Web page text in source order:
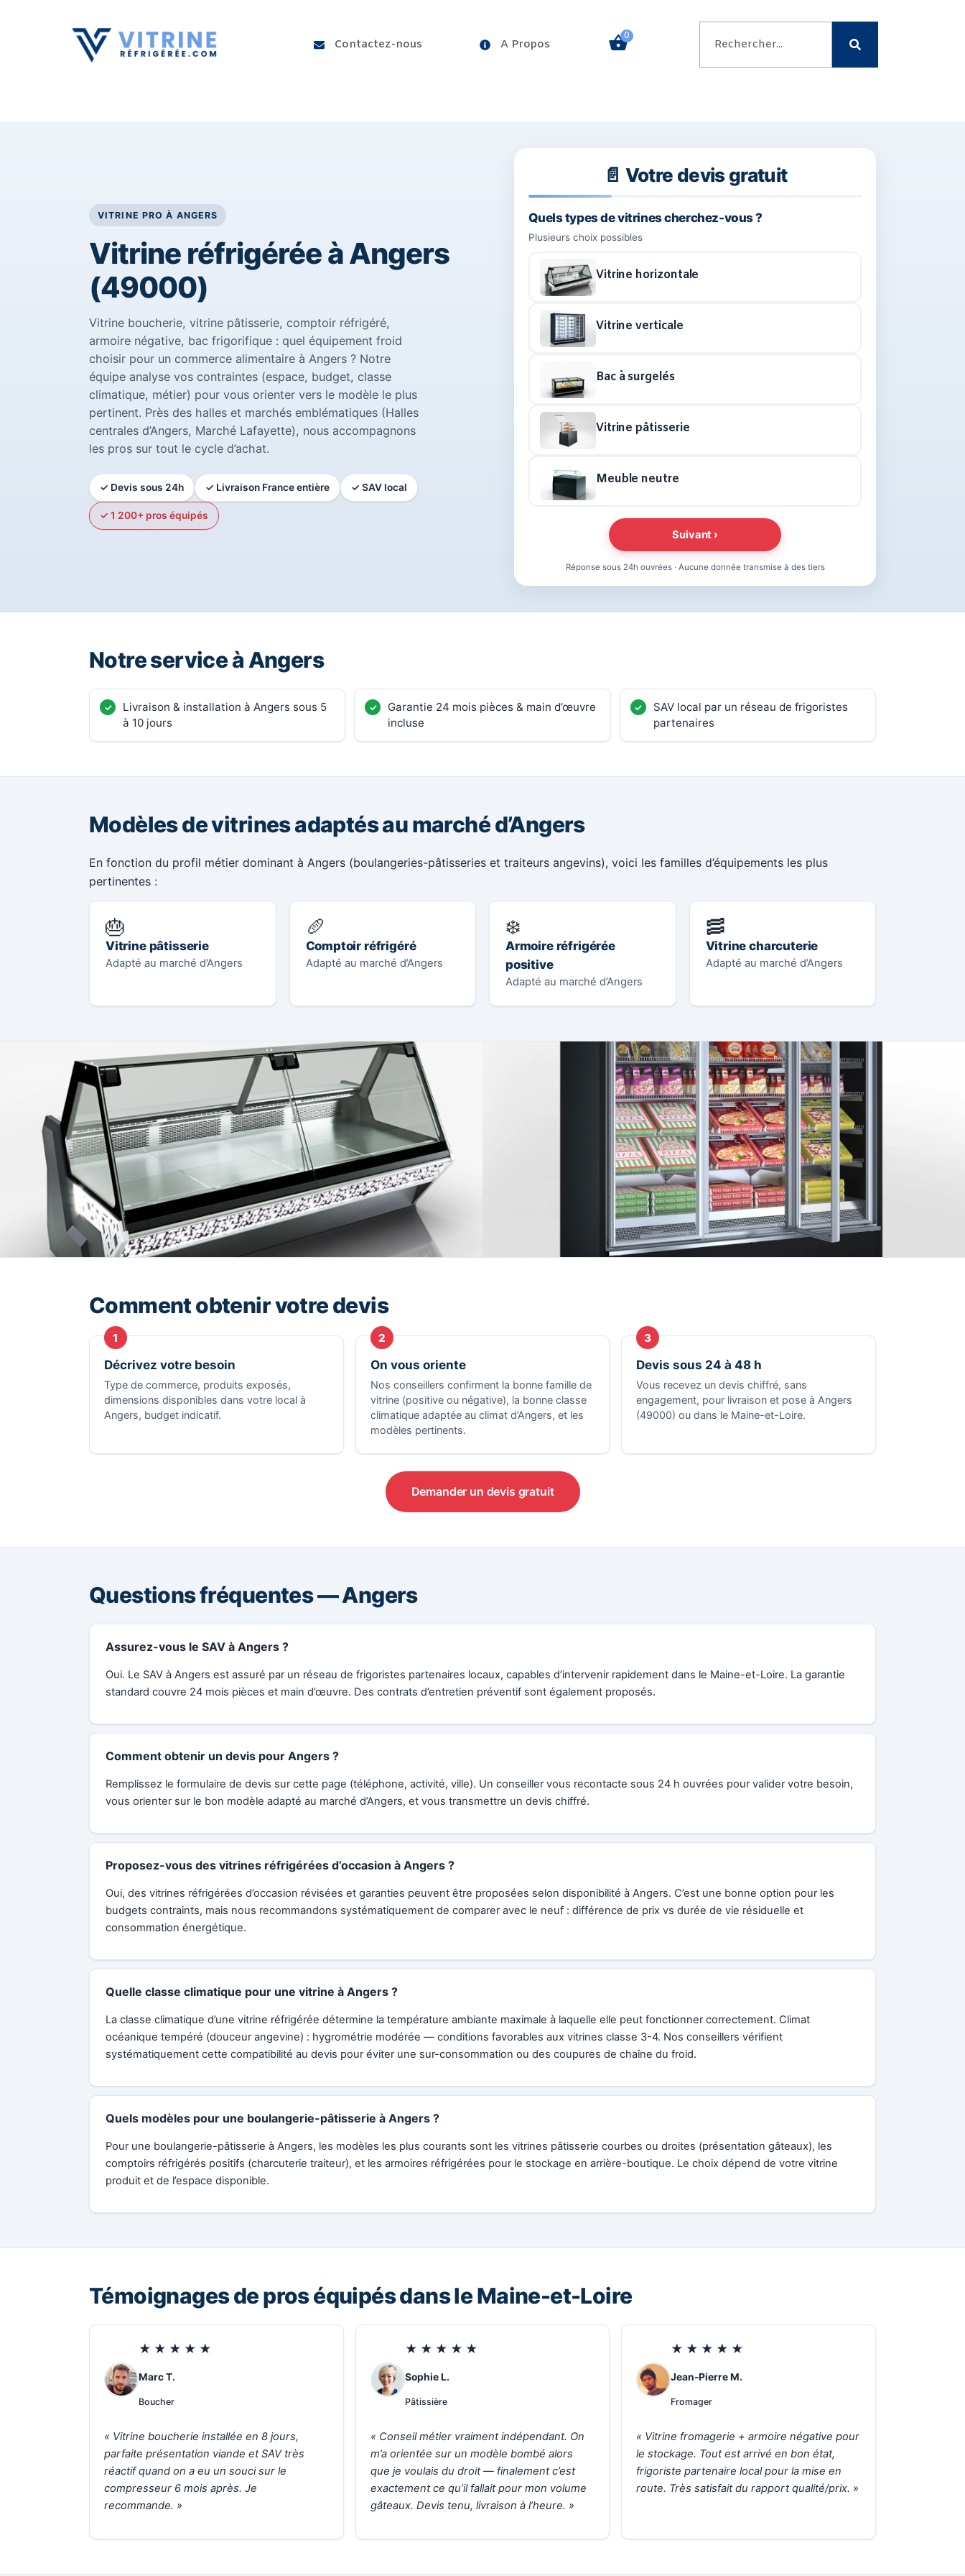
Contactez-nous A Propos
0
VITRINE PRO À ANGERS
Vitrine réfrigérée à Angers
(49000)
Vitrine boucherie, vitrine pâtisserie, comptoir réfrigéré,
armoire négative, bac frigorifique : quel équipement froid
choisir pour un commerce alimentaire à Angers ? Notre
équipe analyse vos contraintes (espace, budget, classe
climatique, métier) pour vous orienter vers le modèle le plus
pertinent. Près des halles et marchés emblématiques (Halles
centrales d’Angers, Marché Lafayette), nous accompagnons
les pros sur tout le cycle d’achat.
✓ Devis sous 24h ✓ Livraison France entière ✓ SAV local
✓ 1 200+ pros équipés
📄 Votre devis gratuit
Quels types de vitrines cherchez-vous ?
Plusieurs choix possibles
Vitrine horizontale
Vitrine verticale
Bac à surgelés
Vitrine pâtisserie
Meuble neutre
Suivant ›
Réponse sous 24h ouvrées · Aucune donnée transmise à des tiers
Notre service à Angers
Livraison & installation à Angers sous 5
à 10 jours
Garantie 24 mois pièces & main d’œuvre
incluse
SAV local par un réseau de frigoristes
partenaires
Modèles de vitrines adaptés au marché d’Angers
En fonction du profil métier dominant à Angers (boulangeries-pâtisseries et traiteurs angevins), voici les familles d’équipements les plus
pertinentes :
🎂
Vitrine pâtisserie
Adapté au marché d’Angers
🥖
Comptoir réfrigéré
Adapté au marché d’Angers
❄️
Armoire réfrigérée
positive
Adapté au marché d’Angers
🥓
Vitrine charcuterie
Adapté au marché d’Angers
Comment obtenir votre devis
1
Décrivez votre besoin
Type de commerce, produits exposés,
dimensions disponibles dans votre local à
Angers, budget indicatif.
2
On vous oriente
Nos conseillers confirment la bonne famille de
vitrine (positive ou négative), la bonne classe
climatique adaptée au climat d’Angers, et les
modèles pertinents.
3
Devis sous 24 à 48 h
Vous recevez un devis chiffré, sans
engagement, pour livraison et pose à Angers
(49000) ou dans le Maine-et-Loire.
Demander un devis gratuit
Questions fréquentes — Angers
Assurez-vous le SAV à Angers ?
Oui. Le SAV à Angers est assuré par un réseau de frigoristes partenaires locaux, capables d’intervenir rapidement dans le Maine-et-Loire. La garantie
standard couvre 24 mois pièces et main d’œuvre. Des contrats d’entretien préventif sont également proposés.
Comment obtenir un devis pour Angers ?
Remplissez le formulaire de devis sur cette page (téléphone, activité, ville). Un conseiller vous recontacte sous 24 h ouvrées pour valider votre besoin,
vous orienter sur le bon modèle adapté au marché d’Angers, et vous transmettre un devis chiffré.
Proposez-vous des vitrines réfrigérées d’occasion à Angers ?
Oui, des vitrines réfrigérées d’occasion révisées et garanties peuvent être proposées selon disponibilité à Angers. C’est une bonne option pour les
budgets contraints, mais nous recommandons systématiquement de comparer avec le neuf : différence de prix vs durée de vie résiduelle et
consommation énergétique.
Quelle classe climatique pour une vitrine à Angers ?
La classe climatique d’une vitrine réfrigérée détermine la température ambiante maximale à laquelle elle peut fonctionner correctement. Climat
océanique tempéré (douceur angevine) : hygrométrie modérée — conditions favorables aux vitrines classe 3-4. Nos conseillers vérifient
systématiquement cette compatibilité au devis pour éviter une sur-consommation ou des coupures de chaîne du froid.
Quels modèles pour une boulangerie-pâtisserie à Angers ?
Pour une boulangerie-pâtisserie à Angers, les modèles les plus courants sont les vitrines pâtisserie courbes ou droites (présentation gâteaux), les
comptoirs réfrigérés positifs (charcuterie traiteur), et les armoires réfrigérées pour le stockage en arrière-boutique. Le choix dépend de votre vitrine
produit et de l’espace disponible.
Témoignages de pros équipés dans le Maine-et-Loire
★★★★★
Marc T.
Boucher
« Vitrine boucherie installée en 8 jours,
parfaite présentation viande et SAV très
réactif quand on a eu un souci sur le
compresseur 6 mois après. Je
recommande. »
★★★★★
Sophie L.
Pâtissière
« Conseil métier vraiment indépendant. On
m’a orientée sur un modèle bombé alors
que je voulais du droit — finalement c’est
exactement ce qu’il fallait pour mon volume
gâteaux. Devis tenu, livraison à l’heure. »
★★★★★
Jean-Pierre M.
Fromager
« Vitrine fromagerie + armoire négative pour
le stockage. Tout est arrivé en bon état,
frigoriste partenaire local pour la mise en
route. Très satisfait du rapport qualité/prix. »